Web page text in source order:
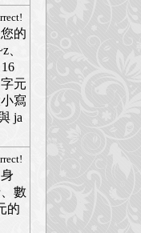
的
、
元
寫
ja
數
的